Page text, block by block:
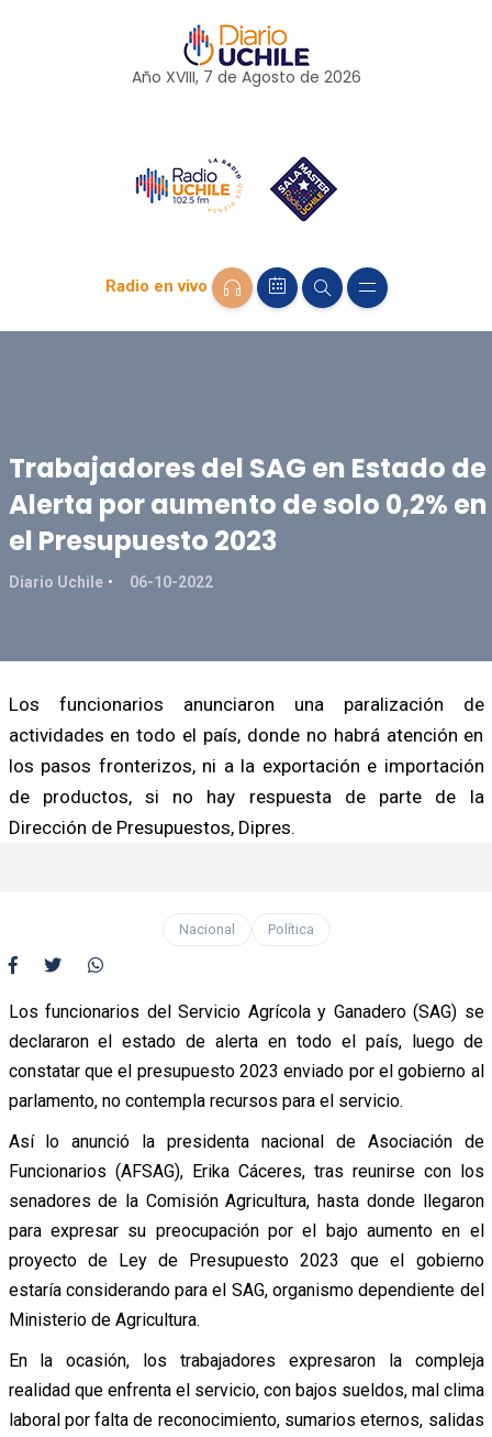
Año XVIII, 7 de Agosto de 2026
Radio en vivo
Trabajadores del SAG en Estado de
Alerta por aumento de solo 0,2% en
el Presupuesto 2023
Diario Uchile 06-10-2022
Los funcionarios anunciaron una paralización de
actividades en todo el país, donde no habrá atención en
los pasos fronterizos, ni a la exportación e importación
de productos, si no hay respuesta de parte de la
Dirección de Presupuestos, Dipres.
Nacional Política
Los funcionarios del Servicio Agrícola y Ganadero (SAG) se
declararon el estado de alerta en todo el país, luego de
constatar que el presupuesto 2023 enviado por el gobierno al
parlamento, no contempla recursos para el servicio.
Así lo anunció la presidenta nacional de Asociación de
Funcionarios (AFSAG), Erika Cáceres, tras reunirse con los
senadores de la Comisión Agricultura, hasta donde llegaron
para expresar su preocupación por el bajo aumento en el
proyecto de Ley de Presupuesto 2023 que el gobierno
estaría considerando para el SAG, organismo dependiente del
Ministerio de Agricultura.
En la ocasión, los trabajadores expresaron la compleja
realidad que enfrenta el servicio, con bajos sueldos, mal clima
laboral por falta de reconocimiento, sumarios eternos, salidas